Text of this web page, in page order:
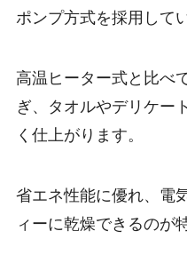
ポンプ方式を採用して
高温ヒーター式と比べ
ぎ、タオルやデリケー
く仕上がります。
省エネ性能に優れ、電
ィーに乾燥できるのが